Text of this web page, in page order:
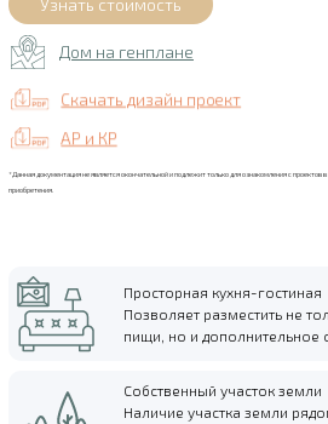
Дом на генплане
Скачать дизайн проект
АР и КР
*Данная документация не является окончательной и подлежит только для ознакомления с проектов
приобретения.
Просторная кухня-гостиная
Позволяет разместить не
пищи, но и дополнительное
Собственный участок земли
Наличие участка земли